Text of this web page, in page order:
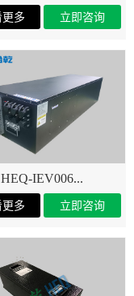
HEQ-IEV006...